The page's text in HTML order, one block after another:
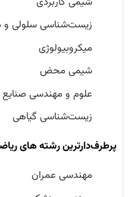
زیست‌شناسی سلولی و
میکروبیولوژی
شیمی محض
علوم و مهندسی
زیست‌شناسی گیاهی
پرطرف‌دارترین رشته های
مهندسی عمران